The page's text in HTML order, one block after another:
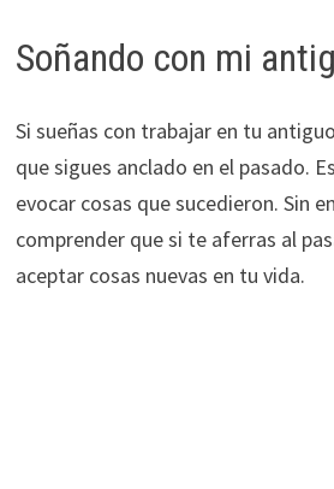
Soñando con mi
Si sueñas con trabajar en tu
que sigues anclado en el pasado.
evocar cosas que sucedieron. Sin
comprender que si te aferras al
aceptar cosas nuevas en tu vida.